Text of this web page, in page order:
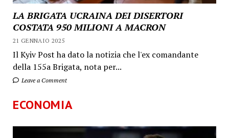
LA BRIGATA UCRAINA DEI DISERTORI
COSTATA 950 MILIONI A MACRON
21 GENNAIO 2025
Il Kyiv Post ha dato la notizia che l'ex comandante
della 155a Brigata, nota per...
Leave a Comment
ECONOMIA